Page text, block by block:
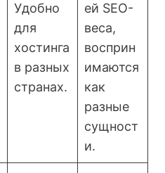
Удобно
для
хостинга
в разных
странах.
ей SEO-
веса,
восприн
имаются
как
разные
сущност
и.